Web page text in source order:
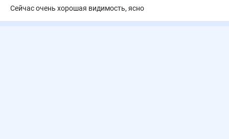
Сейчас очень хорошая видимость, ясно